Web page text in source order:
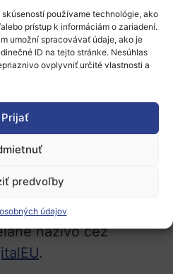
používame technológie, ako
prístup k informáciám o zariadení.
umožní spracovávať údaje, ako je
ID na tejto stránke. Nesúhlas
ovplyvniť určité vlastnosti a
Prijať
predvoľby
údajov
infraštruktúr, ako je
a spájať
priemyselnú
, ktoré sa uskutoční
hod – 16.00 hod
naživo cez
.